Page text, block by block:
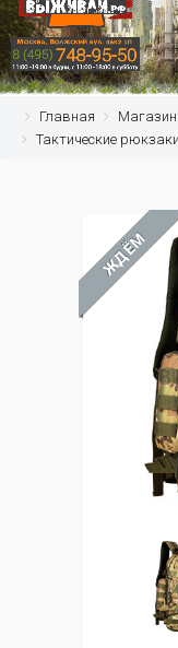
Главная Магазин
Тактические рюкзаки
ЖДЁМ